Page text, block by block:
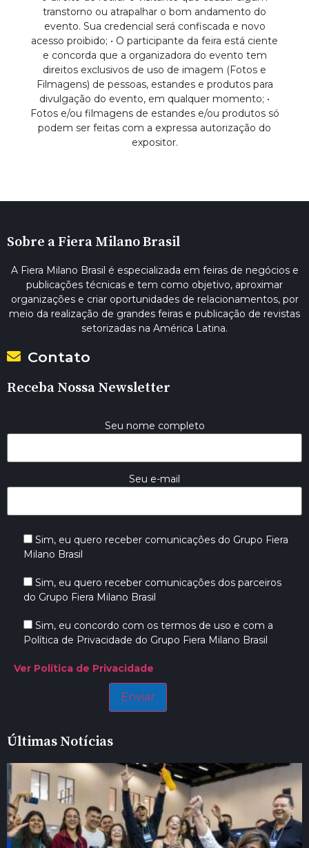
transtorno ou atrapalhar o bom andamento do
evento. Sua credencial será confiscada e novo
acesso proibido; • O participante da feira está ciente
e concorda que a organizadora do evento tem
direitos exclusivos de uso de imagem (Fotos e
Filmagens) de pessoas, estandes e produtos para
divulgação do evento, em qualquer momento; •
Fotos e/ou filmagens de estandes e/ou produtos só
podem ser feitas com a expressa autorização do
expositor.
Sobre a Fiera Milano Brasil
A Fiera Milano Brasil é especializada em feiras de negócios e
publicações técnicas e tem como objetivo, aproximar
organizações e criar oportunidades de relacionamentos, por
meio da realização de grandes feiras e publicação de revistas
setorizadas na América Latina.
Contato
Receba Nossa Newsletter
Seu nome completo
Seu e-mail
Sim, eu quero receber comunicações do Grupo Fiera
Milano Brasil
Sim, eu quero receber comunicações dos parceiros
do Grupo Fiera Milano Brasil
Sim, eu concordo com os termos de uso e com a
Política de Privacidade do Grupo Fiera Milano Brasil
Ver Política de Privacidade
Últimas Notícias